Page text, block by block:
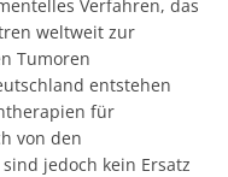
Verfahren, das
weltweit zur
Tumoren
entstehen
für
von den
jedoch kein Ersatz